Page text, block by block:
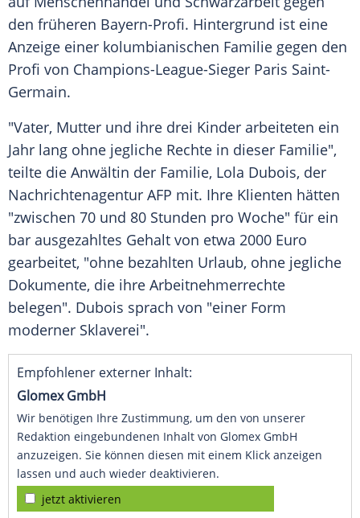
den früheren Bayern-Profi. Hintergrund ist eine
Anzeige einer kolumbianischen Familie gegen den
Profi von Champions-League-Sieger Paris Saint-
Germain.
"Vater, Mutter und ihre drei Kinder arbeiteten ein
Jahr lang ohne jegliche Rechte in dieser Familie",
teilte die Anwältin der Familie, Lola Dubois, der
Nachrichtenagentur AFP mit. Ihre Klienten hätten
"zwischen 70 und 80 Stunden pro Woche" für ein
bar ausgezahltes Gehalt von etwa 2000 Euro
gearbeitet, "ohne bezahlten Urlaub, ohne jegliche
Dokumente, die ihre Arbeitnehmerrechte
belegen". Dubois sprach von "einer Form
moderner Sklaverei".
Empfohlener externer Inhalt:
Glomex GmbH
Wir benötigen Ihre Zustimmung, um den von unserer
Redaktion eingebundenen Inhalt von Glomex GmbH
anzuzeigen. Sie können diesen mit einem Klick anzeigen
lassen und auch wieder deaktivieren.
jetzt aktivieren